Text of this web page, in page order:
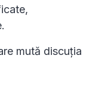
mută discuția